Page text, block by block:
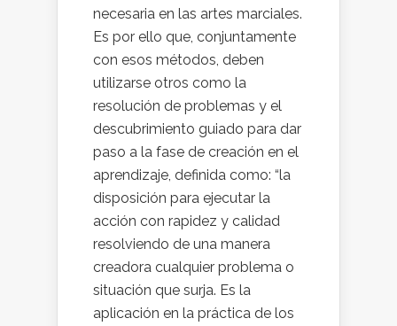
necesaria en las artes marciales.
Es por ello que, conjuntamente
con esos métodos, deben
utilizarse otros como la
resolución de problemas y el
descubrimiento guiado para dar
paso a la fase de creación en el
aprendizaje, definida como: “la
disposición para ejecutar la
acción con rapidez y calidad
resolviendo de una manera
creadora cualquier problema o
situación que surja. Es la
aplicación en la práctica de los